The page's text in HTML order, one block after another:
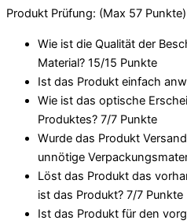
Produkt Prüfung: (Max 57 Punkte)
Wie ist die Qualität der
Material? 15/15 Punkte
Ist das Produkt einfach
Wie ist das optische
Produktes? 7/7 Punkte
Wurde das Produkt
unnötige
Löst das Produkt das
ist das Produkt? 7/7 Punkte
Ist das Produkt für den